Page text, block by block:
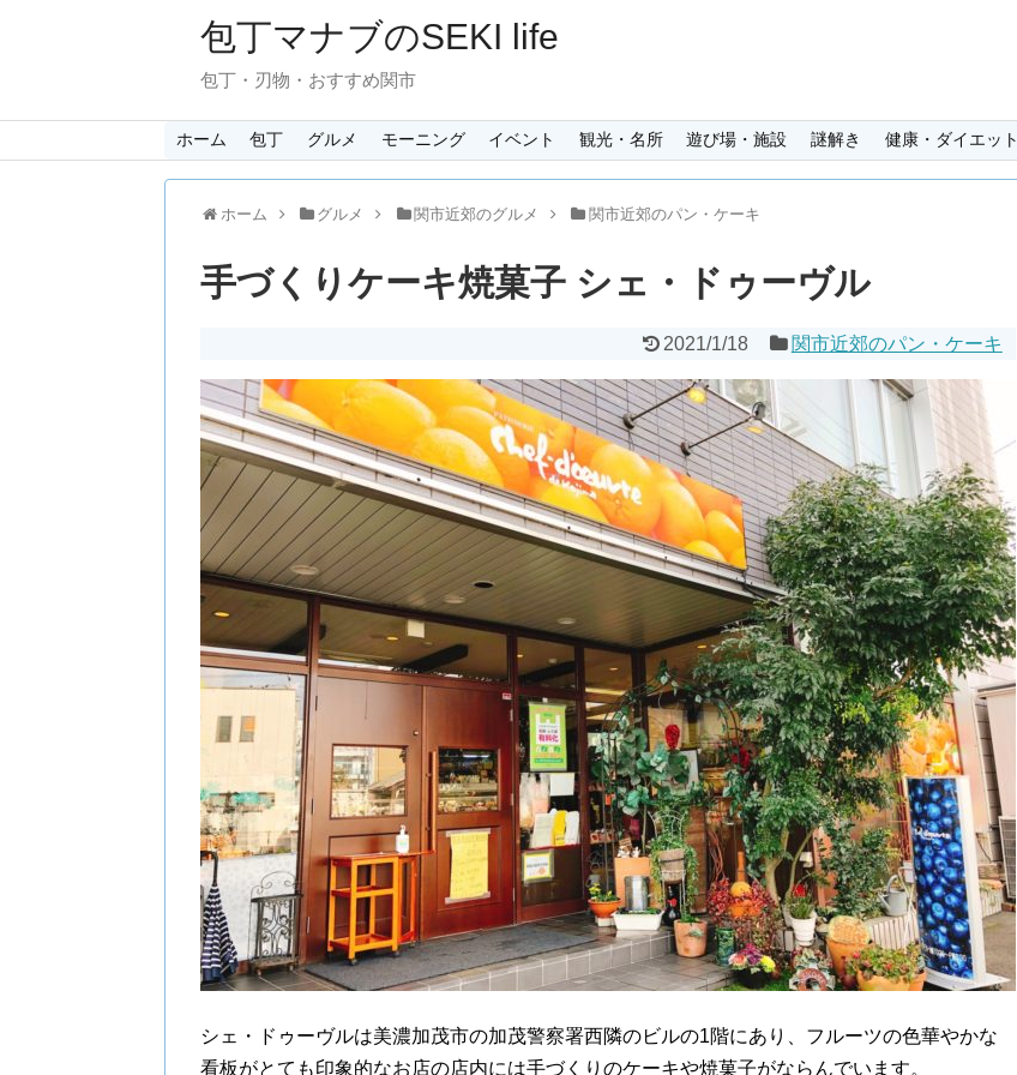
包丁マナブのSEKI life
包丁・刃物・おすすめ関市
ホーム 包丁 グルメ モーニング イベント 観光・名所 遊び場・施設 謎解き 健康・ダイエット
ホーム グルメ 関市近郊のグルメ 関市近郊のパン・ケーキ
手づくりケーキ焼菓子 シェ・ドゥーヴル
2021/1/18 関市近郊のパン・ケーキ
シェ・ドゥーヴルは美濃加茂市の加茂警察署西隣のビルの1階にあり、フルーツの色華やかな
看板がとても印象的なお店の店内には手づくりのケーキや焼菓子がならんでいます。